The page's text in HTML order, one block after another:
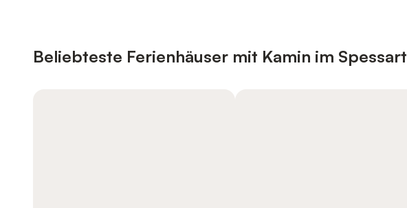
Beliebteste Ferienhäuser mit Kamin im Spessart